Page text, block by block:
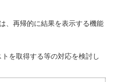
、再帰的に結果を表示する機能
を取得する等の対応を検討し